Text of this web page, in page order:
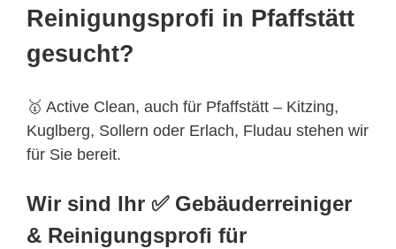
Reinigungsprofi in Pfaffstätt
gesucht?
🥇 Active Clean, auch für Pfaffstätt – Kitzing,
Kuglberg, Sollern oder Erlach, Fludau stehen wir
für Sie bereit.
Wir sind Ihr ✅ Gebäuderreiniger
& Reinigungsprofi für